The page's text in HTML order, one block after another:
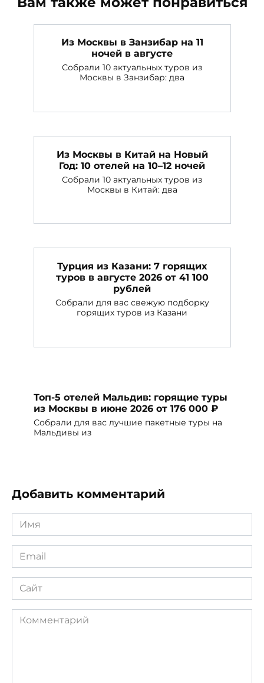
Из Москвы в Занзибар на 11
ночей в августе
Собрали 10 актуальных туров из
Москвы в Занзибар: два
Из Москвы в Китай на Новый
Год: 10 отелей на 10–12 ночей
Собрали 10 актуальных туров из
Москвы в Китай: два
Турция из Казани: 7 горящих
туров в августе 2026 от 41 100
рублей
Собрали для вас свежую подборку
горящих туров из Казани
Топ-5 отелей Мальдив: горящие туры
из Москвы в июне 2026 от 176 000 ₽
Собрали для вас лучшие пакетные туры на
Мальдивы из
Добавить комментарий
Имя
Email
Сайт
Комментарий